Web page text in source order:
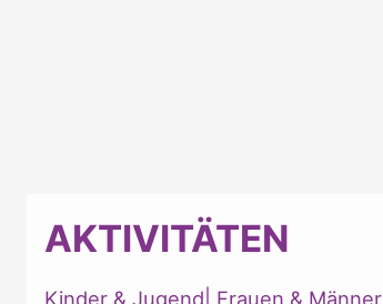
AKTIVITÄTEN
Kinder & Jugend Frauen & Männer